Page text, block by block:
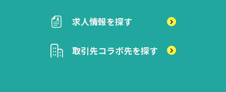
求人情報を探す
取引先コラボ先を探す